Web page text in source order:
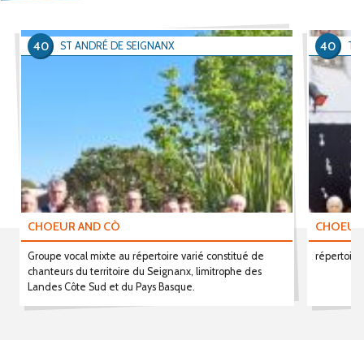
CHOEUR AND CÒ
Groupe vocal mixte au répertoire varié constitué de
chanteurs du territoire du Seignanx, limitrophe des
Landes Côte Sud et du Pays Basque.
ST ANDRÉ DE SEIGNANX
40
répertoire
40